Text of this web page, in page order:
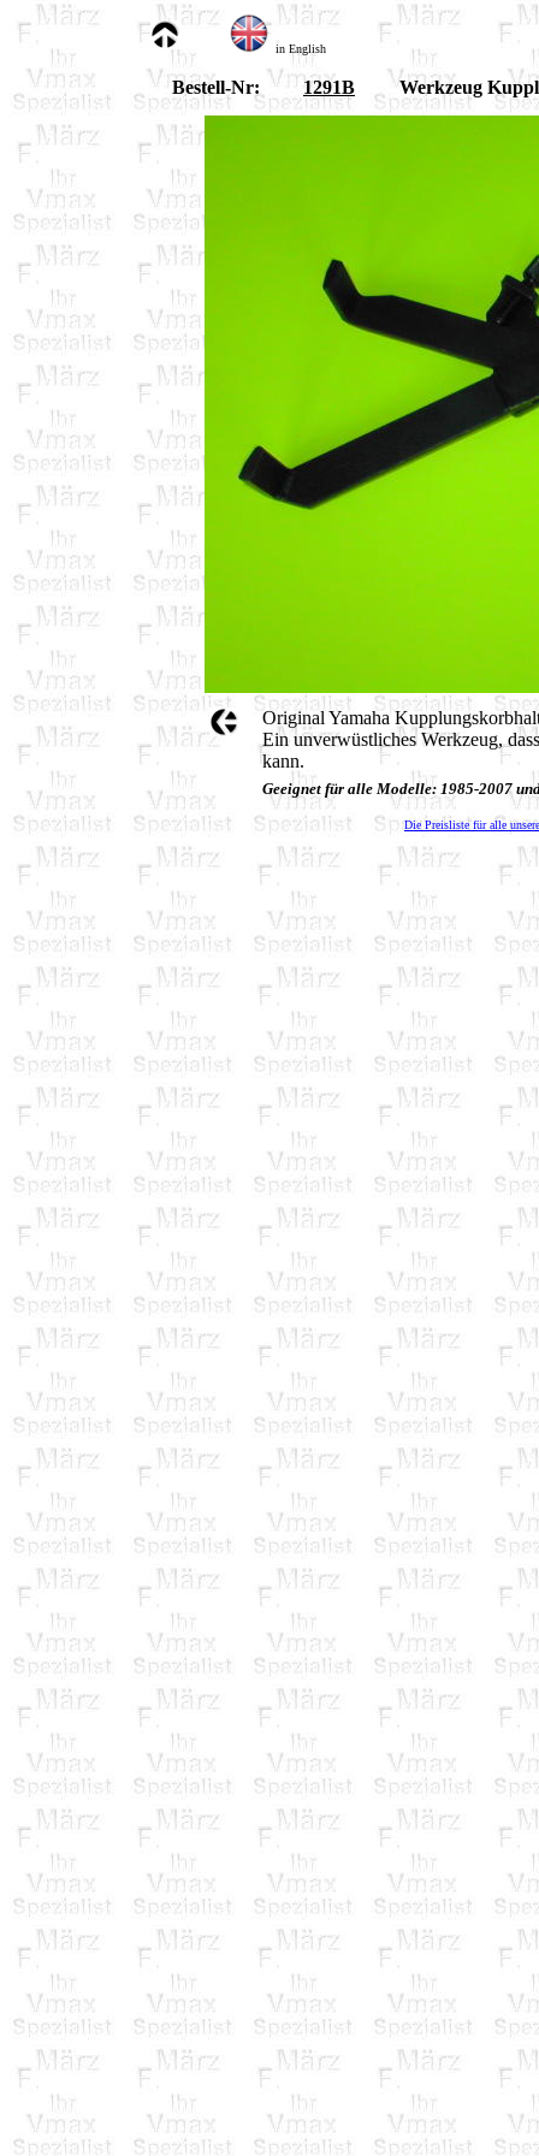
in English
Bestell-Nr: 1291B Werkzeug
Original Yamaha
Ein unverwüstliches Werkzeug,
kann.
Geeignet für alle Modelle: 1985-2007
Die Preisliste für alle